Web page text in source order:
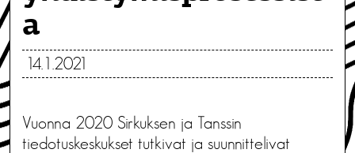
a
14.1.2021
Vuonna 2020 Sirkuksen ja Tanssin
tiedotuskeskukset tutkivat ja suunnittelivat